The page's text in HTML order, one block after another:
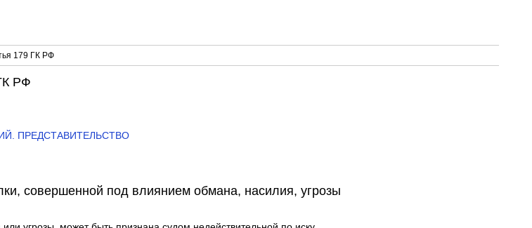
179 ГК РФ
РФ
ПРЕДСТАВИТЕЛЬСТВО
совершенной под влиянием обмана, насилия, угрозы